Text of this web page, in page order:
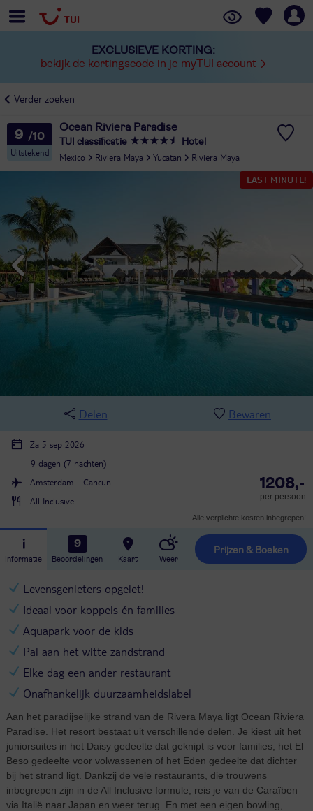
EXCLUSIEVE KORTING:
bekijk de kortingscode in je myTUI account
Verder zoeken
9
Uitstekend
Ocean Riviera Paradise
TUI classificatie Hotel
Mexico Riviera Maya Yucatan
Riviera Maya
LAST MINUTE!
Delen Bewaren
Za 5 sep 2026
9 dagen (7 nachten)
Amsterdam - Cancun
All Inclusive
1208,-
per persoon
Alle verplichte kosten inbegrepen!
Informatie
9
Beoordelingen Kaart Weer
Prijzen & Boeken
Levensgenieters opgelet!
Ideaal voor koppels én families
Aquapark voor de kids
Pal aan het witte zandstrand
Elke dag een ander restaurant
Onafhankelijk duurzaamheidslabel
Aan het paradijselijke strand van de Rivera Maya ligt Ocean Riviera
Paradise. Het resort bestaat uit verschillende delen. Je kiest uit het
juniorsuites in het Daisy gedeelte dat geknipt is voor families, het El
Beso gedeelte voor volwassenen of het Eden gedeelte dat dichter
bij het strand ligt. Dankzij de vele restaurants, die trouwens
inbegrepen zijn in de All Inclusive formule, reis je van de Caraïben
via Italië naar Japan en weer terug. En met een eigen bowling,